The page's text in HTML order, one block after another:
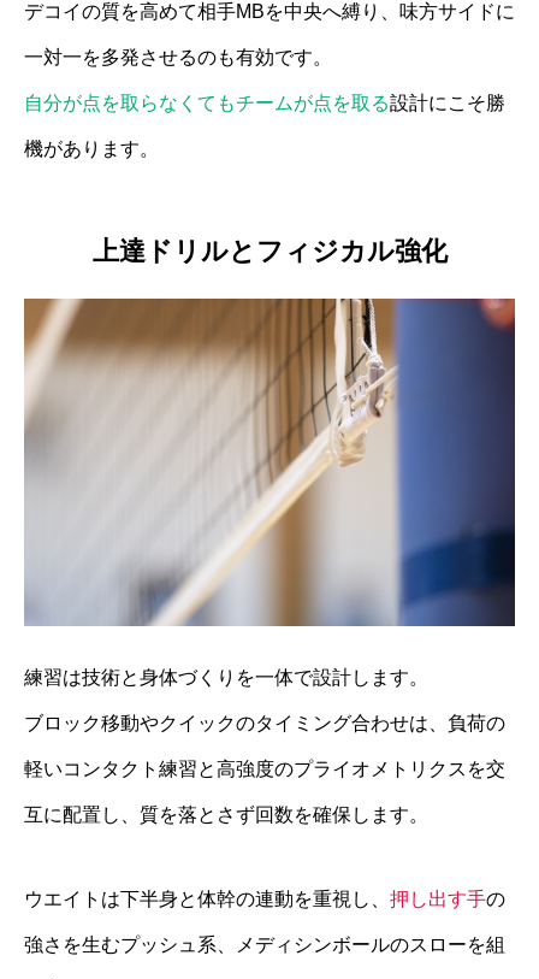
デコイの質を高めて相手MBを中央へ縛り、味方サイドに
一対一を多発させるのも有効です。
自分が点を取らなくてもチームが点を取る設計にこそ勝
機があります。
上達ドリルとフィジカル強化
練習は技術と身体づくりを一体で設計します。
ブロック移動やクイックのタイミング合わせは、負荷の
軽いコンタクト練習と高強度のプライオメトリクスを交
互に配置し、質を落とさず回数を確保します。
ウエイトは下半身と体幹の連動を重視し、 押し出す手の
強さを生むプッシュ系、メディシンボールのスローを組